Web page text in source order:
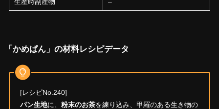
「かめぱん」の材料レシピデータ
[レシピNo.240]
パン生地に、 粉末のお茶を練り込み、甲羅のある生き物の